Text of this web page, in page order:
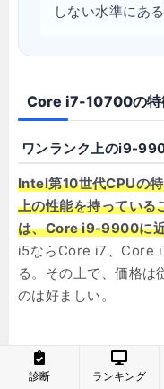
しない水準にある
Core i7-10700の特
ワンランク上のi9-
Intel第10世代CPUの
上の性能を持ってい
は、Core i9-9900に
i5ならCore i7、Core
る。その上で、価格は
のは好ましい。
そのため、コストパ
い。Core i7-10700
診断 ランキング